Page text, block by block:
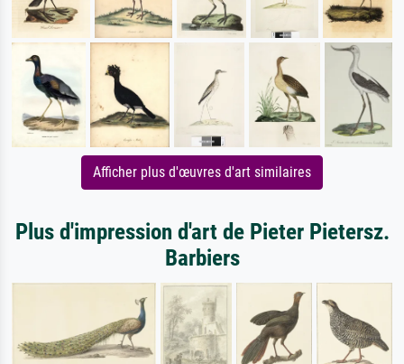
Afficher plus d'œuvres d'art similaires
Plus d'impression d'art de Pieter Pietersz.
Barbiers